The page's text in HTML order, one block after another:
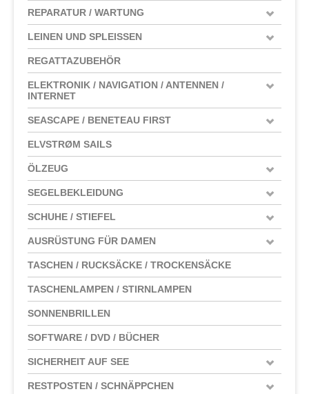
REPARATUR / WARTUNG
LEINEN UND SPLEISSEN
REGATTAZUBEHÖR
ELEKTRONIK / NAVIGATION / ANTENNEN /
INTERNET
SEASCAPE / BENETEAU FIRST
ELVSTRØM SAILS
ÖLZEUG
SEGELBEKLEIDUNG
SCHUHE / STIEFEL
AUSRÜSTUNG FÜR DAMEN
TASCHEN / RUCKSÄCKE / TROCKENSÄCKE
TASCHENLAMPEN / STIRNLAMPEN
SONNENBRILLEN
SOFTWARE / DVD / BÜCHER
SICHERHEIT AUF SEE
RESTPOSTEN / SCHNÄPPCHEN